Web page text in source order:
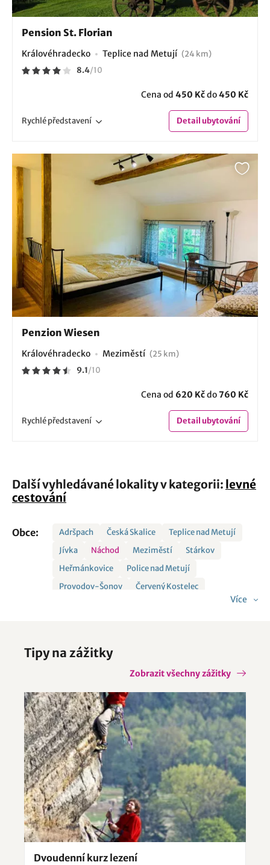
Pension St. Florian
Královéhradecko Teplice nad Metují (24 km)
8.4/10
Cena od 450 Kčdo450 Kč
Rychlépředstavení Detailubytování
Penzion Wiesen
Královéhradecko Meziměstí (25 km)
9.1/10
Cena od 620 Kčdo760 Kč
Rychlépředstavení Detailubytování
Další vyhledávané lokality v kategorii: levné
cestování
Obce: Adršpach Česká Skalice
Teplice nad Metují
Jívka
Náchod Meziměstí
Stárkov
Heřmánkovice
Police nad Metují
Provodov-Šonov
Červený Kostelec
Více
Tipy na zážitky
Zobrazit všechny zážitky
Dvoudenní kurz lezení